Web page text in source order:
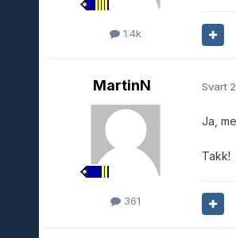
1.4k
MartinN
361
Svart
Ja,
Takk!